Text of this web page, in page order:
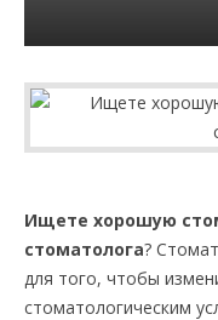
Ищете хорошую
стоматолога?
для того, чтобы
стоматологическим